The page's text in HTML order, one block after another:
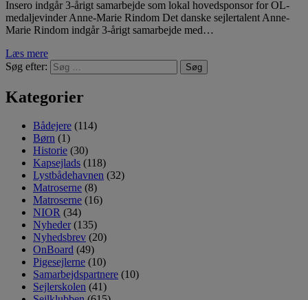
Insero indgår 3-årigt samarbejde som lokal hovedsponsor for OL-
medaljevinder Anne-Marie Rindom Det danske sejlertalent Anne-
Marie Rindom indgår 3-årigt samarbejde med…
Læs mere
Søg efter:
Kategorier
Bådejere (114)
Børn (1)
Historie (30)
Kapsejlads (118)
Lystbådehavnen (32)
Matroserne (8)
Matroserne (16)
NIOR (34)
Nyheder (135)
Nyhedsbrev (20)
OnBoard (49)
Pigesejlerne (10)
Samarbejdspartnere (10)
Sejlerskolen (41)